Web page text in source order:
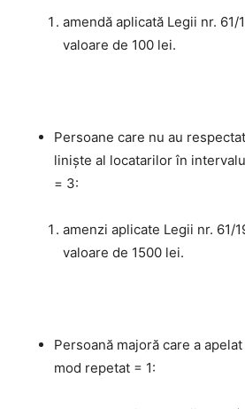
amendă aplicată Legii nr. 61/
valoare de 100 lei.
Persoane care nu au
liniște al locatarilor în
= 3:
amenzi aplicate Legii nr. 61/
valoare de 1500 lei.
Persoană majoră care a
mod repetat = 1: